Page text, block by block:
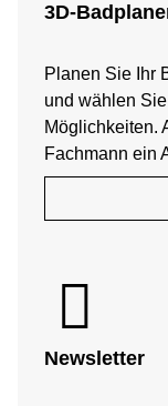
3D-
Planen Sie Ihr
und wählen
Möglichkeiten.
Fachmann ein
Newsletter